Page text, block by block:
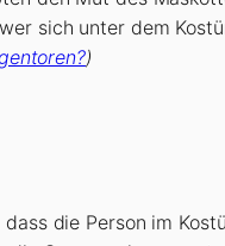
sich unter dem
)
die Person im